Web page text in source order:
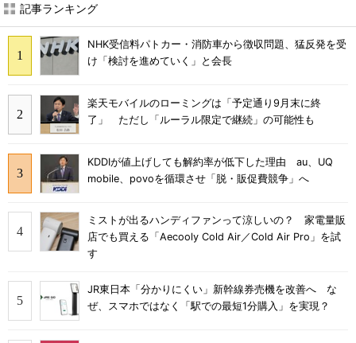
記事ランキング
NHK受信料パトカー・消防車から徴収問題、猛反発を受
け「検討を進めていく」と会長
楽天モバイルのローミングは「予定通り9月末に終
了」 ただし「ルーラル限定で継続」の可能性も
KDDIが値上げしても解約率が低下した理由 au、UQ
mobile、povoを循環させ「脱・販促費競争」へ
ミストが出るハンディファンって涼しいの？ 家電量販
店でも買える「Aecooly Cold Air／Cold Air Pro」を試
す
JR東日本「分かりにくい」新幹線券売機を改善へ な
ぜ、スマホではなく「駅での最短1分購入」を実現？